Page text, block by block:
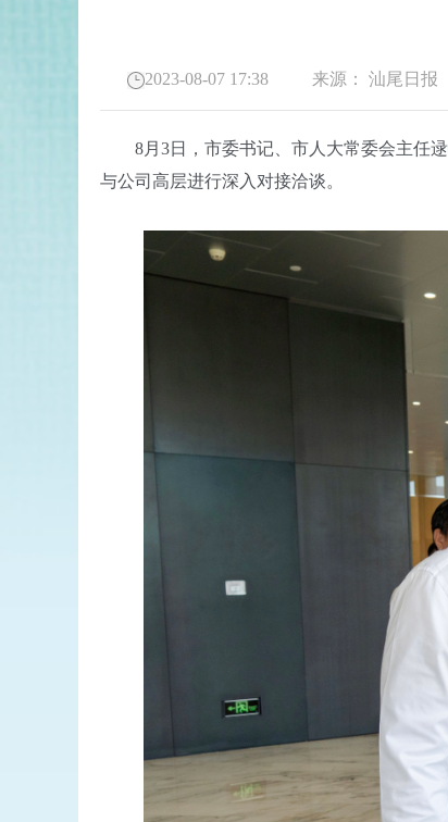
2023-08-07 17:38 来源： 汕尾日报
8月3日，市委书记、市人大常委会主任逯
与公司高层进行深入对接洽谈。